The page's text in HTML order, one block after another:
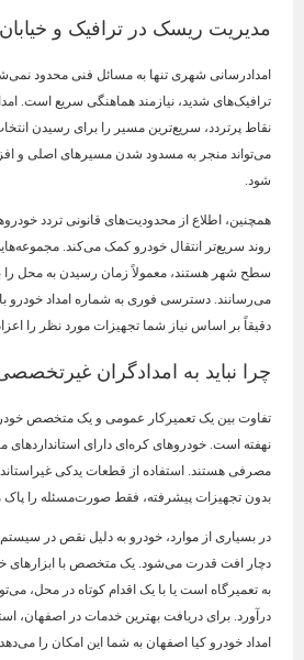
مدیریت ریسک در ترافیک و
امدادرسانی شهری تنها به مسائل فنی محدود
ترافیک‌های شدید، نیازمند هماهنگی سریع است.
نقاط پرتردد، سریع‌ترین مسیر را برای رسیدن
می‌تواند منجر به مسدود شدن مسیرهای اصلی و
شود.
همچنین، اطلاع از محدودیت‌های قانونی تردد
روند سریع‌تر انتقال خودرو کمک می‌کند.
سطح شهر هستند، معمولاً زمان رسیدن به محل را
می‌رسانند. دسترسی فوری به شماره امداد خودرو
دقیقاً بر اساس نیاز شما تجهیزات مورد نظر را
چرا نباید به امدادگران
تفاوت بین یک تعمیرکار عمومی و یک متخصص
نهفته است. خودروهای کره‌ای دارای
مصرفی هستند. استفاده از قطعات یدکی
بدون تجهیزات پیشرفته، فقط صورت‌مسئله را پاک
در بسیاری از موارد، خودرو به دلیل نقص در
دچار افت قدرت می‌شود. یک متخصص با ابزارهای خود
به تعمیرگاه است یا با یک اقدام کوتاه در محل،
درآورد. برای دریافت بهترین خدمات در اصفهان،
امداد خودرو کیا اصفهان به شما این امکان را